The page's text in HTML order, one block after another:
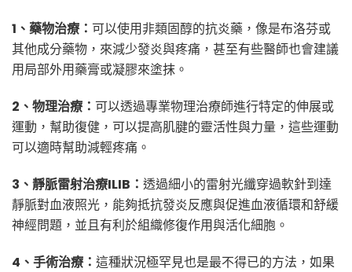
1、藥物治療： 可以使用非類固醇的抗炎藥，像是布洛芬或
其他成分藥物，來減少發炎與疼痛，甚至有些醫師也會建議
用局部外用藥膏或凝膠來塗抹。
2、物理治療： 可以透過專業物理治療師進行特定的伸展或
運動，幫助復健，可以提高肌腱的靈活性與力量，這些運動
可以適時幫助減輕疼痛。
3、靜脈雷射治療ILIB： 透過細小的雷射光纖穿過軟針到達
靜脈對血液照光，能夠抵抗發炎反應與促進血液循環和舒緩
神經問題，並且有利於組織修復作用與活化細胞。
4、手術治療： 這種狀況極罕見也是最不得已的方法，如果